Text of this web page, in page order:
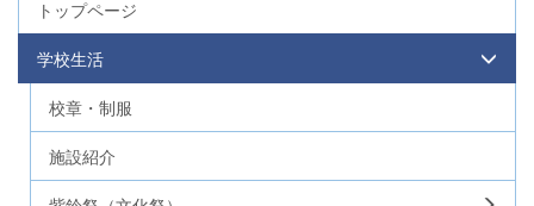
トップページ
学校生活
校章・制服
施設紹介